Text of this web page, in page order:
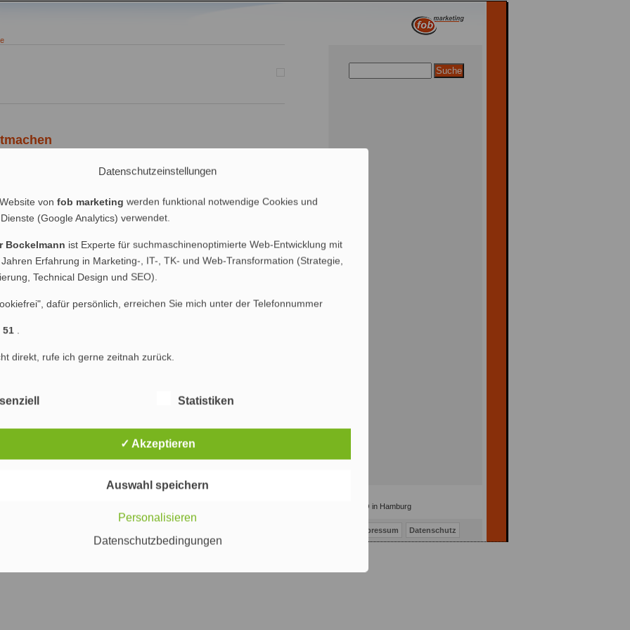
Blog und ich haben offenbar nicht nur einen gemeinsamen
SEO-Themen, sondern auch ein gemeinsames Lieblingsthema –
auf oder abwerten kann, zum Beispiel mit Hilfe meines Nofollow-
startet heute ein Nofollow-Experiment, bei […]
auftreten, für die ich schon einmal um Entschuldigung
PHP 5 und WordPress 2.1.3 aktualisiert. Beim Wechsel von
eine deutliche Performance-Verbesserung aber auch einige
Versionen sind zwar „gewöhnungsbedürftig“, haben aber neben
: Marketing & SEO Agentur Hamburg : Marketing, Online Marketing und Suchmaschinenoptimierung / SEO in Hamburg
Impressum Datenschutz
Datenschutzeinstellungen
von fob marketing werden funktional notwendige Cookies und
(Google Analytics) verwendet.
Bockelmann ist Experte für suchmaschinenoptimierte Web-Entwicklung mit
Erfahrung in Marketing-, IT-, TK- und Web-Transformation (Strategie,
Technical Design und SEO).
dafür persönlich, erreichen Sie mich unter der Telefonnummer
51 .
direkt, rufe ich gerne zeitnah zurück.
Statistiken
✓ Akzeptieren
Auswahl speichern
Personalisieren
Datenschutzbedingungen